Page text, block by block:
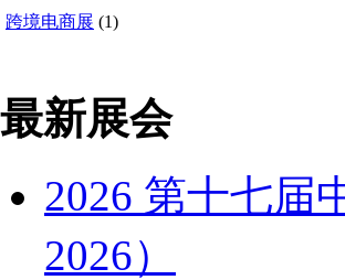
跨境电商展 (1)
最新展会
2026 第十七届
2026）